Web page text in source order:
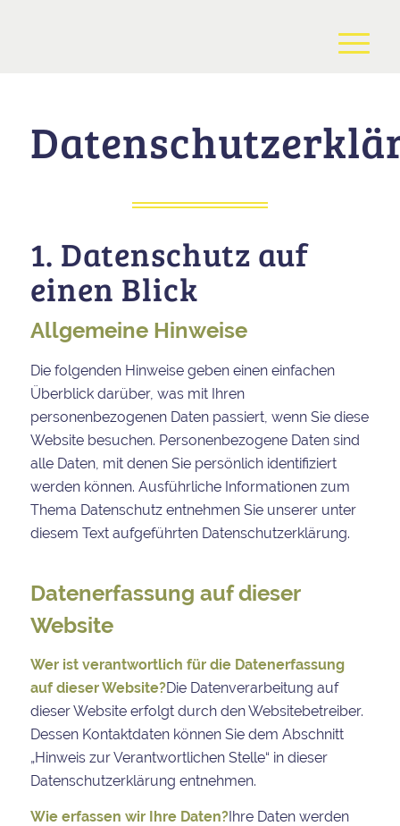
1. Datenschutz auf
einen Blick
Allgemeine Hinweise
Die folgenden Hinweise geben einen einfachen
Überblick darüber, was mit Ihren
personenbezogenen Daten passiert, wenn Sie diese
Website besuchen. Personenbezogene Daten sind
alle Daten, mit denen Sie persönlich identifiziert
werden können. Ausführliche Informationen zum
Thema Datenschutz entnehmen Sie unserer unter
diesem Text aufgeführten Datenschutzerklärung.
Datenerfassung auf dieser
Website
Wer ist verantwortlich für die Datenerfassung
auf dieser Website?Die Datenverarbeitung auf
dieser Website erfolgt durch den Websitebetreiber.
Dessen Kontaktdaten können Sie dem Abschnitt
„Hinweis zur Verantwortlichen Stelle“ in dieser
Datenschutzerklärung entnehmen.
Wie erfassen wir Ihre Daten?Ihre Daten werden